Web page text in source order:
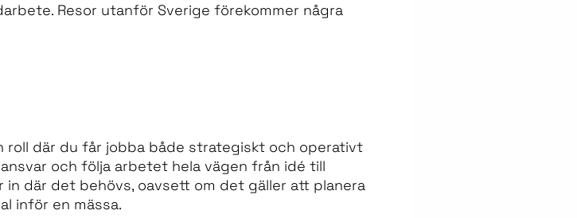
Resor utanför Sverige förekommer några
roll där du får jobba både strategiskt och operativt
och följa arbetet hela vägen från idé till
där det behövs, oavsett om det gäller att planera
inför en mässa.